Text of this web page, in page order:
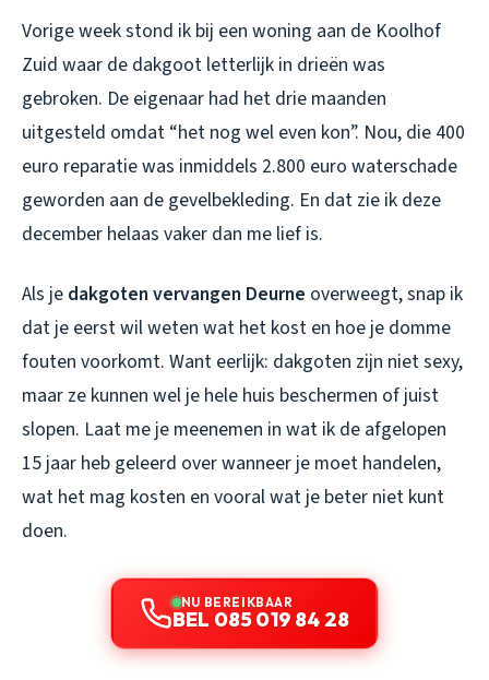
Vorige week stond ik bij een woning aan de Koolhof
Zuid waar de dakgoot letterlijk in drieën was
gebroken. De eigenaar had het drie maanden
uitgesteld omdat “het nog wel even kon”. Nou, die 400
euro reparatie was inmiddels 2.800 euro waterschade
geworden aan de gevelbekleding. En dat zie ik deze
december helaas vaker dan me lief is.
Als je dakgoten vervangen Deurne overweegt, snap ik
dat je eerst wil weten wat het kost en hoe je domme
fouten voorkomt. Want eerlijk: dakgoten zijn niet sexy,
maar ze kunnen wel je hele huis beschermen of juist
slopen. Laat me je meenemen in wat ik de afgelopen
15 jaar heb geleerd over wanneer je moet handelen,
wat het mag kosten en vooral wat je beter niet kunt
doen.
NU BEREIKBAAR
BEL 085 019 84 28